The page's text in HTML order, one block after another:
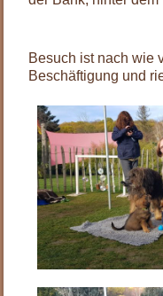
Besuch ist nach wie
Beschäftigung und